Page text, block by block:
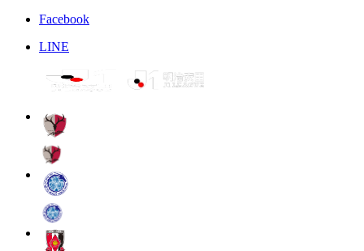
Facebook
LINE